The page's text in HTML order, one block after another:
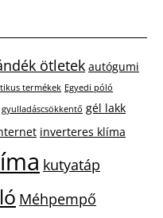
ötletek autógumi
termékek Egyedi póló
gyulladáscsökkentő gél lakk
inverteres klíma
kutyatáp
Méhpempő